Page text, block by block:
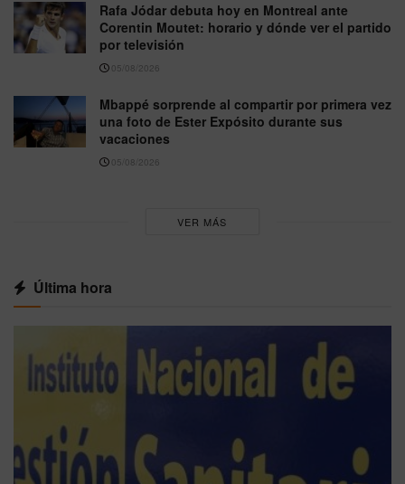
Rafa Jódar debuta hoy en Montreal ante
Corentin Moutet: horario y dónde ver el partido
por televisión
05/08/2026
Mbappé sorprende al compartir por primera vez
una foto de Ester Expósito durante sus
vacaciones
05/08/2026
VER MÁS
Última hora